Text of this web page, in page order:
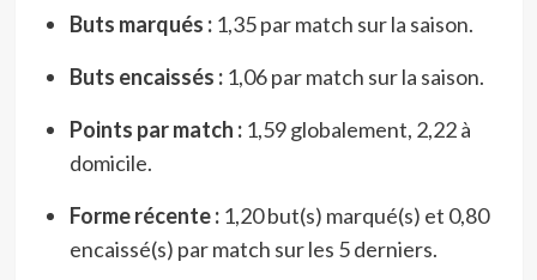
Buts marqués :1,35 par match sur la saison.
Buts encaissés :1,06 par match sur la saison.
Points par match :1,59 globalement, 2,22 à
domicile.
Forme récente :1,20 but(s) marqué(s) et 0,80
encaissé(s) par match sur les 5 derniers.